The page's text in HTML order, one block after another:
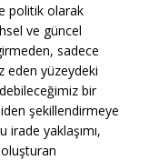
politik olarak
ve güncel
sadece
eden yüzeydeki
bir
şekillendirmeye
irade yaklaşımı,
oluşturan